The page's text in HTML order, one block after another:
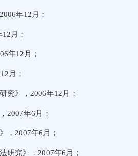
年12月；
月；
年12月；
月；
究》，2006年12月；
2007年6月；
，2007年6月；
研究》，2007年6月；